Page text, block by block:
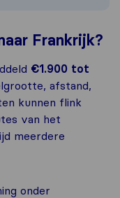
Frankrijk?
€1.900 tot
afstand,
kunnen flink
van het
meerdere
onder